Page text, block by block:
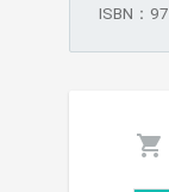
ISBN：